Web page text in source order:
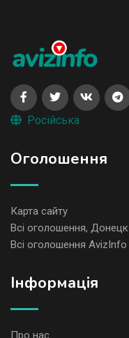
Російська
Оголошення
Карта сайту
Всі оголошення, Донецк
Всі оголошення AvizInfo
Iнформація
Про нас